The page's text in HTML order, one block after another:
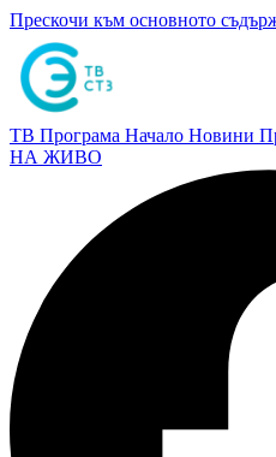
Прескочи към основното
ТВ Програма Начало Новини
НА ЖИВО